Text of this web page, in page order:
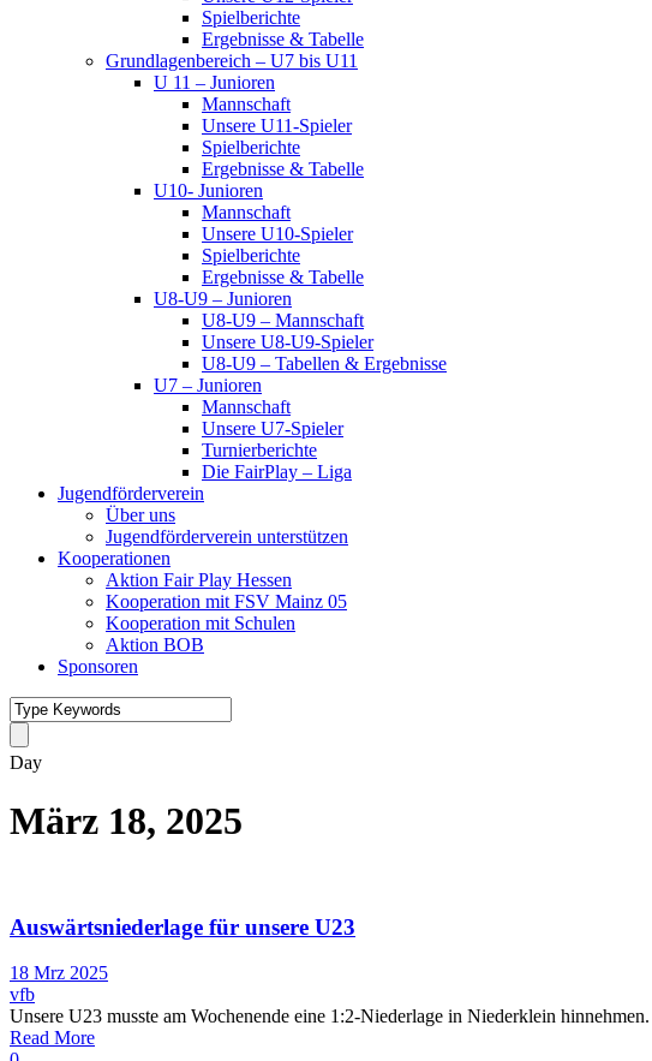
Spielberichte
Ergebnisse & Tabelle
Grundlagenbereich – U7 bis U11
U 11 – Junioren
Mannschaft
Unsere U11-Spieler
Spielberichte
Ergebnisse & Tabelle
U10- Junioren
Mannschaft
Unsere U10-Spieler
Spielberichte
Ergebnisse & Tabelle
U8-U9 – Junioren
U8-U9 – Mannschaft
Unsere U8-U9-Spieler
U8-U9 – Tabellen & Ergebnisse
U7 – Junioren
Mannschaft
Unsere U7-Spieler
Turnierberichte
Die FairPlay – Liga
Jugendförderverein
Über uns
Jugendförderverein unterstützen
Kooperationen
Aktion Fair Play Hessen
Kooperation mit FSV Mainz 05
Kooperation mit Schulen
Aktion BOB
Sponsoren
Day
März 18, 2025
Auswärtsniederlage für unsere U23
18 Mrz 2025
vfb
Unsere U23 musste am Wochenende eine 1:2-Niederlage in Niederklein
Read More